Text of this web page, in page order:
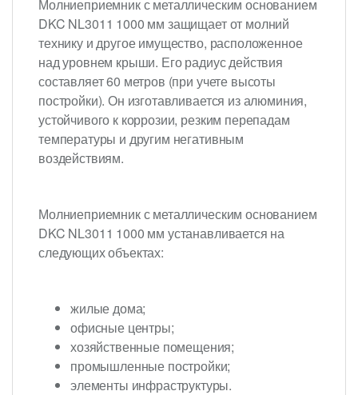
Молниеприемник с металлическим основанием
DKC NL3011 1000 мм защищает от молний
технику и другое имущество, расположенное
над уровнем крыши. Его радиус действия
составляет 60 метров (при учете высоты
постройки). Он изготавливается из алюминия,
устойчивого к коррозии, резким перепадам
температуры и другим негативным
воздействиям.
Молниеприемник с металлическим основанием
DKC NL3011 1000 мм устанавливается на
следующих объектах:
жилые дома;
офисные центры;
хозяйственные помещения;
промышленные постройки;
элементы инфраструктуры.